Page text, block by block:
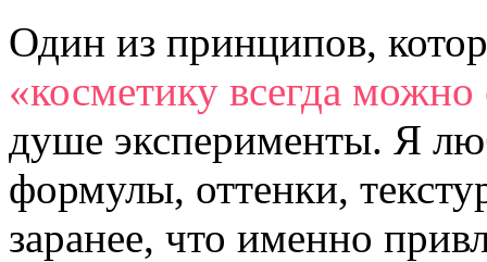
Один из принципов,
«косметику всегда
душе эксперименты. Я
формулы, оттенки,
заранее, что именно